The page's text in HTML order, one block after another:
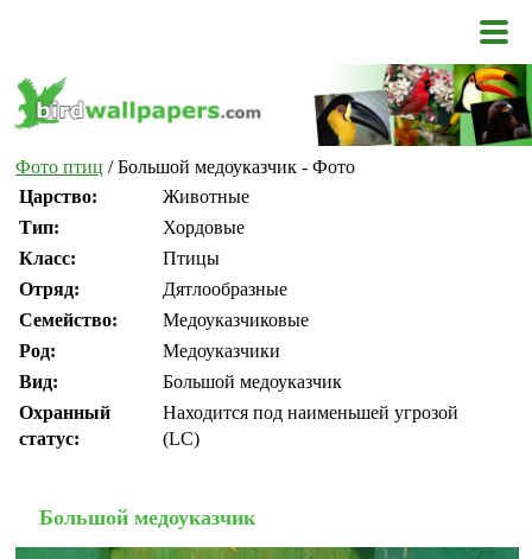
Фото птиц / Большой медоуказчик - Фото
Царство:
Животные
Тип:
Хордовые
Класс:
Птицы
Отряд:
Дятлообразные
Семейство:
Медоуказчиковые
Род:
Медоуказчики
Вид:
Большой медоуказчик
Охранный
статус:
Находится под наименьшей угрозой
(LC)
Большой медоуказчик